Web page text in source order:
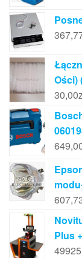
Ości)
30,00
Plus